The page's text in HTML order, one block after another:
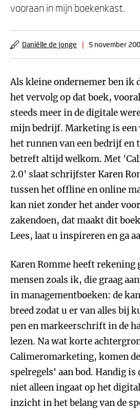
vooraan in mijn boekenkast.
Daniëlle de Jonge | 5 november
Als kleine ondernemer ben ik
het vervolg op dat boek,
steeds meer in de digitale
mijn bedrijf. Marketing is een
het runnen van een bedrijf
betreft altijd welkom. Met
2.0' slaat schrijfster Karen
tussen het offline en online
kan niet zonder het ander
zakendoen, dat maakt dit
Lees, laat u inspireren en ga
Karen Romme heeft rekening
mensen zoals ik, die graag
in managementboeken: de
breed zodat u er van alles bij
pen en markeerschrift in de
lezen. Na wat korte
Calimeromarketing, komen
spelregels' aan bod. Handig is
niet alleen ingaat op het
inzicht in het belang van de